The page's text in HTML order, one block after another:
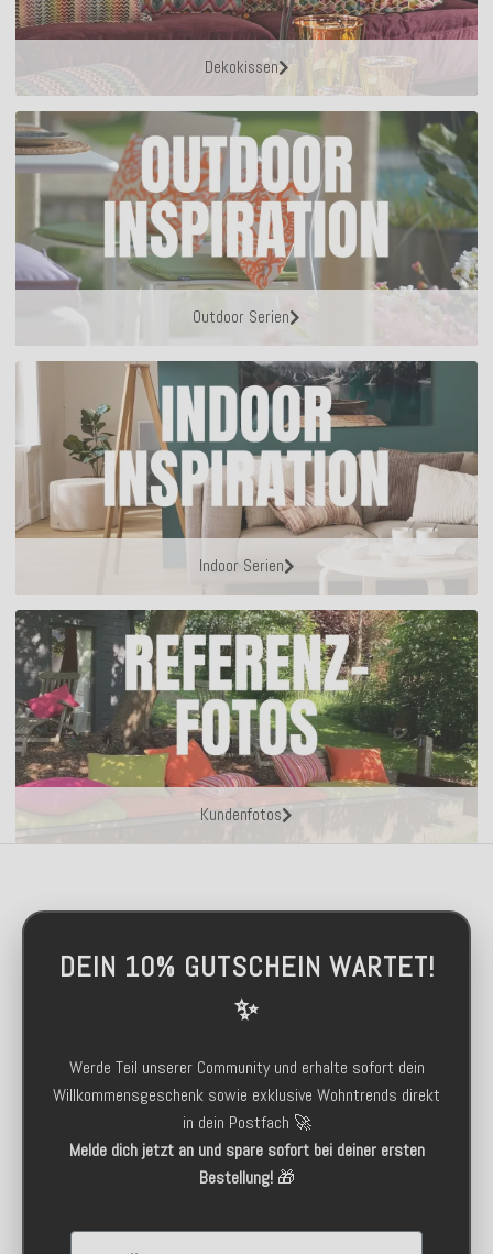
Dekokissen
Outdoor Serien
Indoor Serien
Kundenfotos
DEIN 10% GUTSCHEIN WARTET!
✨
Werde Teil unserer Community und erhalte sofort dein
Willkommensgeschenk sowie exklusive Wohntrends direkt
in dein Postfach 🚀
Melde dich jetzt an und spare sofort bei deiner ersten
Bestellung!🎁
Email